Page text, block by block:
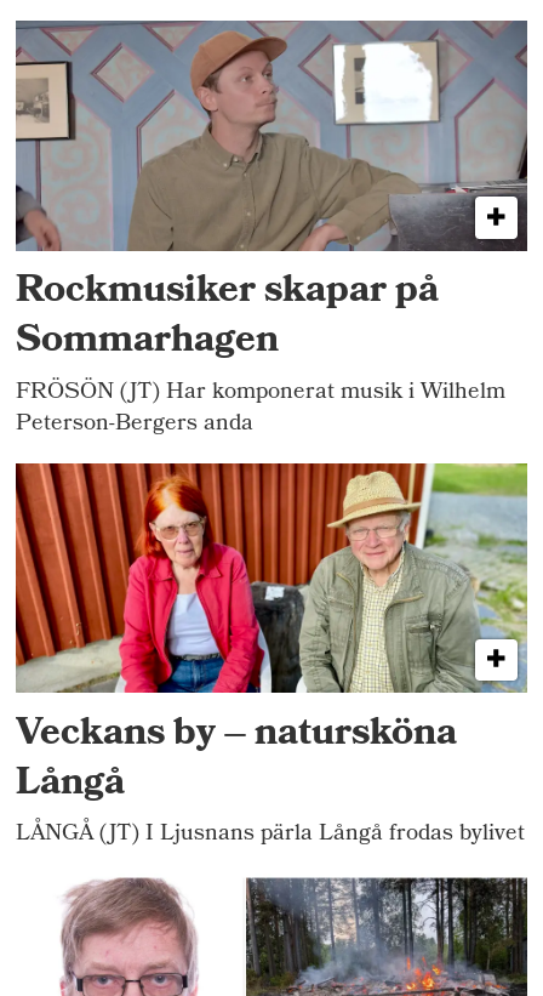
Rockmusiker skapar på
Sommarhagen
FRÖSÖN (JT) Har komponerat musik i Wilhelm
Peterson-Bergers anda
Veckans by – natursköna
Långå
LÅNGÅ (JT) I Ljusnans pärla Långå frodas bylivet